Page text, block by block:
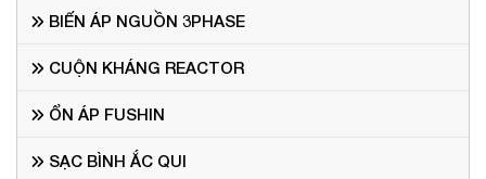
BIẾN ÁP NGUỒN 3PHASE
CUỘN KHÁNG REACTOR
ỔN ÁP FUSHIN
SẠC BÌNH ẮC QUI